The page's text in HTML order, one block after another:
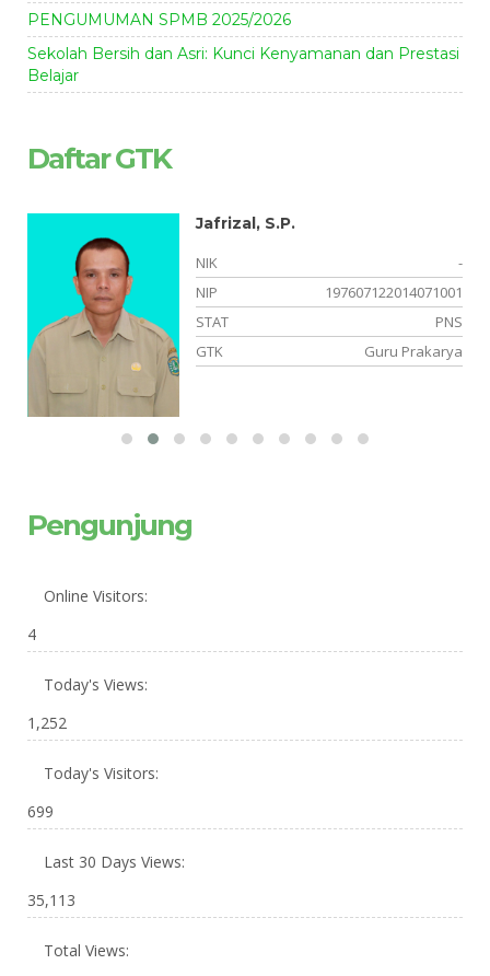
PENGUMUMAN SPMB 2025/2026
Sekolah Bersih dan Asri: Kunci Kenyamanan dan Prestasi
Belajar
Daftar GTK
Jafrizal, S.P.
NIK
-
NIP
197607122014071001
STAT
PNS
GTK
Guru Prakarya
Pengunjung
Online Visitors:
4
Today's Views:
1,252
Today's Visitors:
699
Last 30 Days Views:
35,113
Total Views: